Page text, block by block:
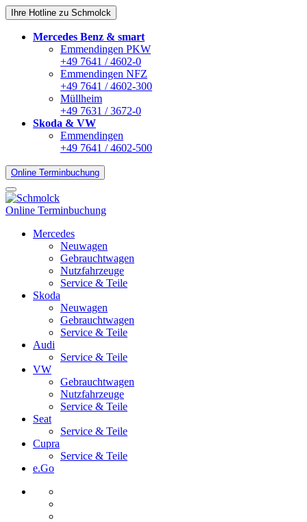
Ihre Hotline zu Schmolck
Mercedes Benz & smart
Emmendingen PKW
+49 7641 / 4602-0
Emmendingen NFZ
+49 7641 / 4602-300
Müllheim
+49 7631 / 3672-0
Skoda & VW
Emmendingen
+49 7641 / 4602-500
Online Terminbuchung
Online Terminbuchung
Mercedes
Neuwagen
Gebrauchtwagen
Nutzfahrzeuge
Service & Teile
Skoda
Neuwagen
Gebrauchtwagen
Service & Teile
Audi
Service & Teile
VW
Gebrauchtwagen
Nutzfahrzeuge
Service & Teile
Seat
Service & Teile
Cupra
Service & Teile
e.Go